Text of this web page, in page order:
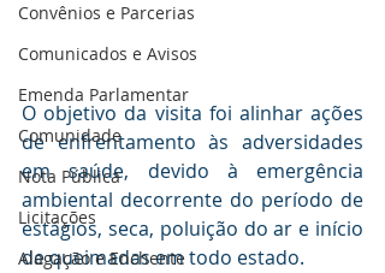
Convênios e Parcerias
Comunicados e Avisos
Emenda Parlamentar
Comunidade
Nota Pública
Licitações
Alagação e Enchente
O objetivo da visita foi alinhar ações
de enfrentamento às adversidades
em saúde, devido à emergência
ambiental decorrente do período de
estágios, seca, poluição do ar e início
de queimadas em todo estado.